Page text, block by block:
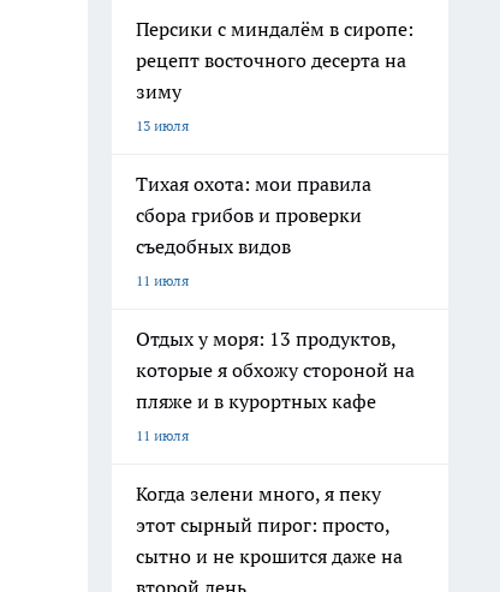
Персики с миндалём в сиропе:
рецепт восточного десерта на
зиму
13 июля
Тихая охота: мои правила
сбора грибов и проверки
съедобных видов
11 июля
Отдых у моря: 13 продуктов,
которые я обхожу стороной на
пляже и в курортных кафе
11 июля
Когда зелени много, я пеку
этот сырный пирог: просто,
сытно и не крошится даже на
второй день